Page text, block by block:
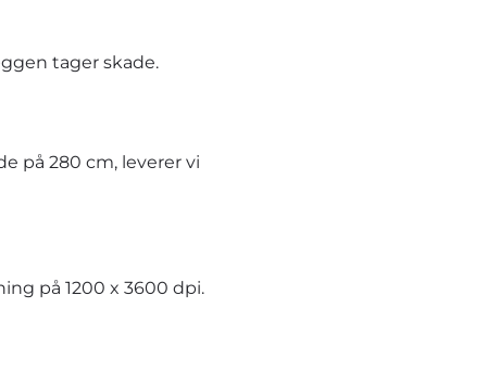
tager skade.
på 280 cm, leverer vi
på 1200 x 3600 dpi.